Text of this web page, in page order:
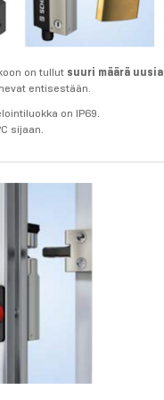
on tullut suuri määrä uusia
entisestään.
on IP69.
sijaan.